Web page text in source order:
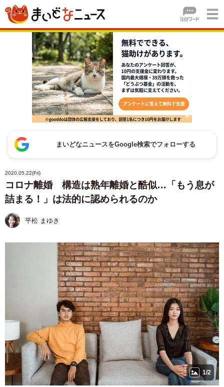
まいどなニュースをGoogle検索でフォローする
2020.05.22(Fri)
コロナ離婚 構造は熟年離婚と酷似…「もう息が
詰まる！」は法的に認められるのか
平松 まゆき
1/2